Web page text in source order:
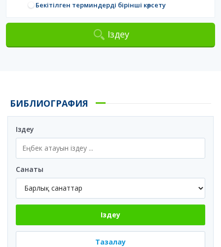
Бекітілген терминдерді бірінші көрсету
Іздеу
БИБЛИОГРАФИЯ
Іздеу
Санаты
Іздеу
Тазалау